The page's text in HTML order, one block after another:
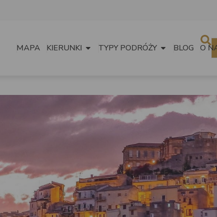
MAPA KIERUNKI TYPY PODRÓŻY BLOG O